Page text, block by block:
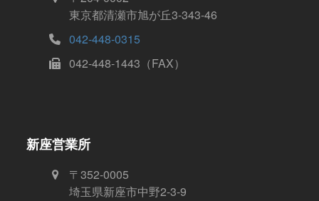
東京都清瀬市旭が丘3-343-46
042-448-0315
042-448-1443（FAX）
新座営業所
〒352-0005
埼玉県新座市中野2-3-9